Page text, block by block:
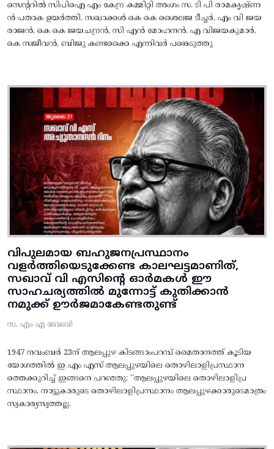
സെന്ററിൽ സിപിഐ എം കേന്ദ്ര കമ്മിറ്റി അംഗം സ. ടി പി രാമകൃഷ്‌ണ
ൻ പതാക ഉയർത്തി. സഖാക്കൾ കെ കെ ശൈലജ ടീച്ചർ, എം വി ജയ
രാജൻ, കെ കെ ജയചന്ദ്രൻ, സി എൻ മോഹനൻ, എ വിജയകുമാർ,
കെ സജീവൻ, ബിജു കണ്ടക്കൈ എന്നിവർ പങ്കെടുത്തു
വിപുലമായ ബഹുജനപ്രസ്ഥാനം
വളർത്തിയെടുക്കേണ്ട കാലഘട്ടമാണിത്,
സഖാവ് വി എസിന്റെ ഓർമകൾ ഈ
സാഹചര്യത്തിൽ മുന്നോട്ട്‌ കുതിക്കാൻ
നമുക്ക് ഊർജമാകേണ്ടതുണ്ട്
സ. എം എ ബേബി
1947 നവംബർ 23ന് ആലപ്പുഴ കിടങ്ങാംപറമ്പ്‌ മൈതാനത്ത്‌ കൂടിയ
യോഗത്തിൽ ഇ എം എസ് ആലപ്പുഴയിലെ തൊഴിലാളിപ്രസ്ഥാന
ത്തെക്കുറിച്ച് ഇങ്ങനെ പറഞ്ഞു: “ആലപ്പുഴയിലെ തൊഴിലാളിപ്ര
സ്ഥാനം, നാട്ടുകാരുടെ തൊഴിലാളിപ്രസ്ഥാനം ആലപ്പുഴക്കാരുടെമാത്രം
സ്വകാര്യസ്വത്തല്ല.